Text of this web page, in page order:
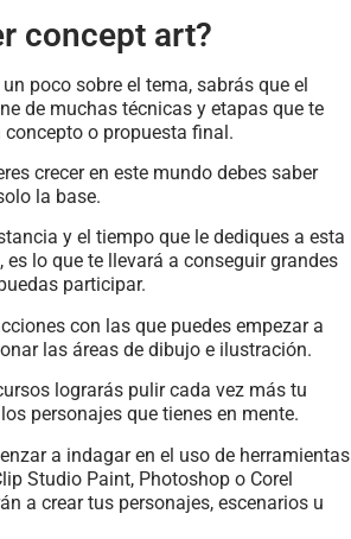
concept art?
poco sobre el tema, sabrás que el
de muchas técnicas y etapas que te
o propuesta final.
crecer en este mundo debes saber
la base.
y el tiempo que le dediques a esta
lo que te llevará a conseguir grandes
participar.
con las que puedes empezar a
las áreas de dibujo e ilustración.
lograrás pulir cada vez más tu
personajes que tienes en mente.
a indagar en el uso de herramientas
Studio Paint, Photoshop o Corel
a crear tus personajes, escenarios u